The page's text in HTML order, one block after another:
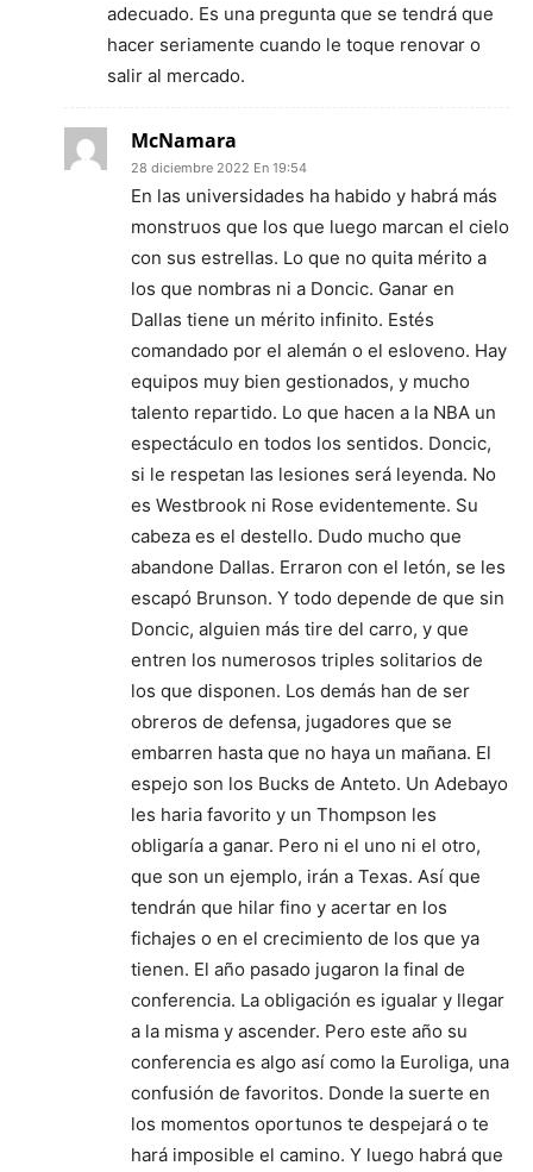
adecuado. Es una pregunta que se tendrá que
hacer seriamente cuando le toque renovar o
salir al mercado.
McNamara
28 diciembre 2022 En 19:54
En las universidades ha habido y habrá más
monstruos que los que luego marcan el cielo
con sus estrellas. Lo que no quita mérito a
los que nombras ni a Doncic. Ganar en
Dallas tiene un mérito infinito. Estés
comandado por el alemán o el esloveno. Hay
equipos muy bien gestionados, y mucho
talento repartido. Lo que hacen a la NBA un
espectáculo en todos los sentidos. Doncic,
si le respetan las lesiones será leyenda. No
es Westbrook ni Rose evidentemente. Su
cabeza es el destello. Dudo mucho que
abandone Dallas. Erraron con el letón, se les
escapó Brunson. Y todo depende de que sin
Doncic, alguien más tire del carro, y que
entren los numerosos triples solitarios de
los que disponen. Los demás han de ser
obreros de defensa, jugadores que se
embarren hasta que no haya un mañana. El
espejo son los Bucks de Anteto. Un Adebayo
les haria favorito y un Thompson les
obligaría a ganar. Pero ni el uno ni el otro,
que son un ejemplo, irán a Texas. Así que
tendrán que hilar fino y acertar en los
fichajes o en el crecimiento de los que ya
tienen. El año pasado jugaron la final de
conferencia. La obligación es igualar y llegar
a la misma y ascender. Pero este año su
conferencia es algo así como la Euroliga, una
confusión de favoritos. Donde la suerte en
los momentos oportunos te despejará o te
hará imposible el camino. Y luego habrá que